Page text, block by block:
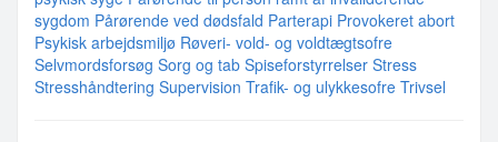
sygdom Pårørende ved dødsfald Parterapi Provokeret abort
Psykisk arbejdsmiljø Røveri- vold- og voldtægtsofre
Selvmordsforsøg Sorg og tab Spiseforstyrrelser Stress
Stresshåndtering Supervision Trafik- og ulykkesofre Trivsel